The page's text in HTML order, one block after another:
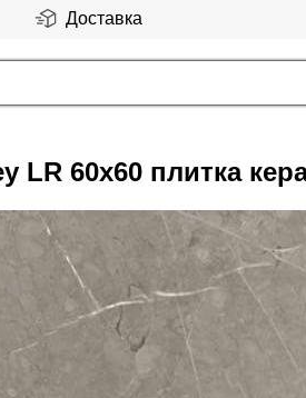
Доставка
LR 60x60 плитка